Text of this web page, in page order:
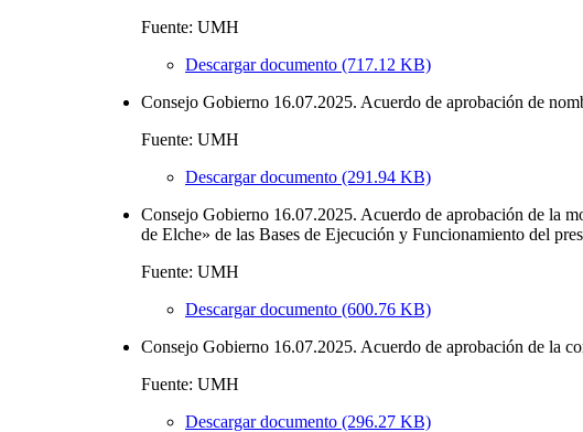
Fuente: UMH
Descargar documento (717.12 KB)
Consejo Gobierno 16.07.2025. Acuerdo de aprobación de
Fuente: UMH
Descargar documento (291.94 KB)
Consejo Gobierno 16.07.2025. Acuerdo de aprobación de la
de Elche» de las Bases de Ejecución y Funcionamiento del
Fuente: UMH
Descargar documento (600.76 KB)
Consejo Gobierno 16.07.2025. Acuerdo de aprobación de la
Fuente: UMH
Descargar documento (296.27 KB)